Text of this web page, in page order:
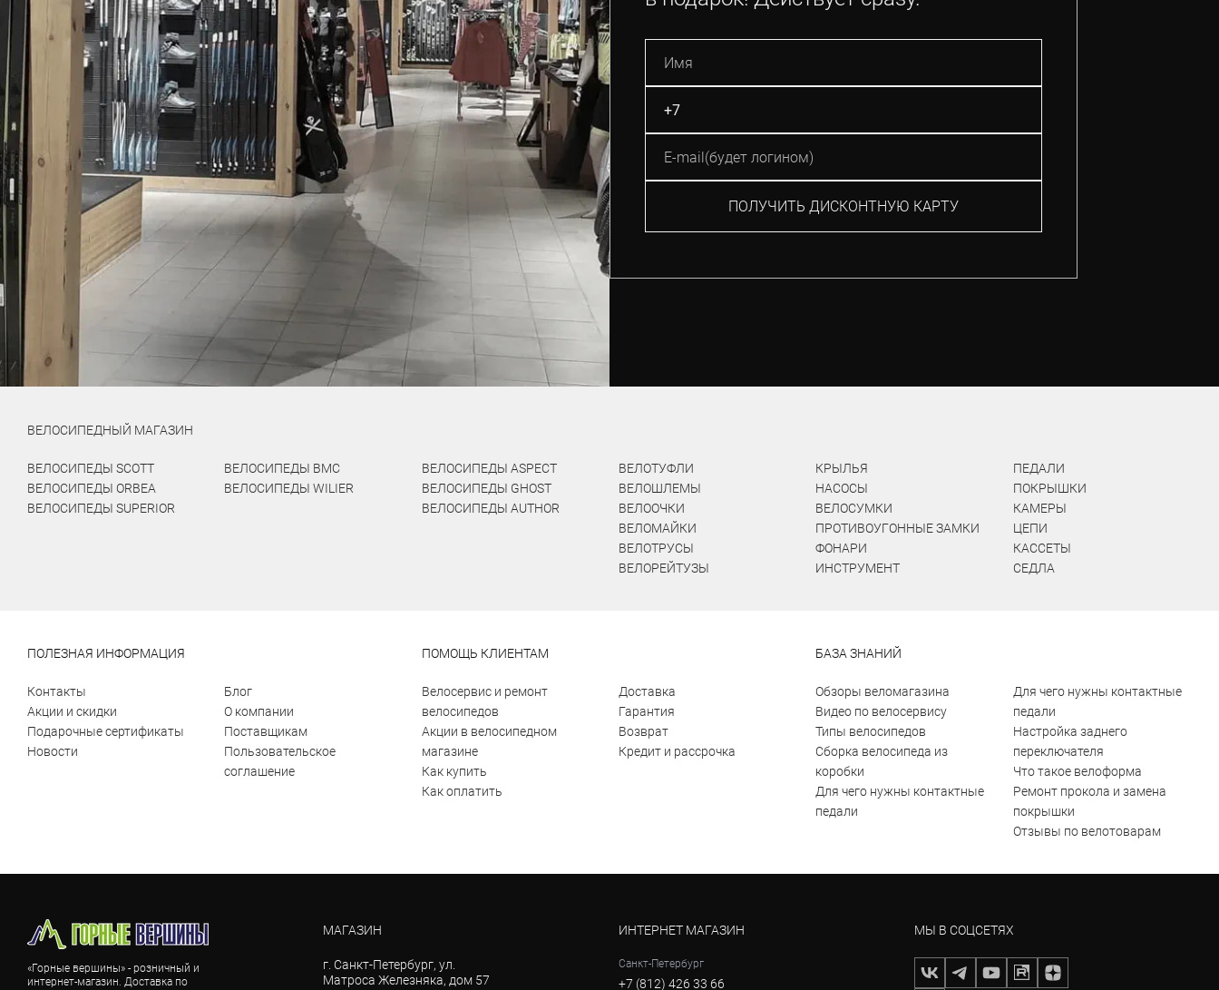
ПОЛУЧИТЬ ДИСКОНТНУЮ КАРТУ
ВЕЛОСИПЕДНЫЙ МАГАЗИН
ВЕЛОСИПЕДЫ SCOTT
ВЕЛОСИПЕДЫ ORBEA
ВЕЛОСИПЕДЫ SUPERIOR
ВЕЛОСИПЕДЫ BMC
ВЕЛОСИПЕДЫ WILIER
ВЕЛОСИПЕДЫ ASPECT
ВЕЛОСИПЕДЫ GHOST
ВЕЛОСИПЕДЫ AUTHOR
ВЕЛОТУФЛИ
ВЕЛОШЛЕМЫ
ВЕЛООЧКИ
ВЕЛОМАЙКИ
ВЕЛОТРУСЫ
ВЕЛОРЕЙТУЗЫ
КРЫЛЬЯ
НАСОСЫ
ВЕЛОСУМКИ
ПРОТИВОУГОННЫЕ ЗАМКИ
ФОНАРИ
ИНСТРУМЕНТ
ПЕДАЛИ
ПОКРЫШКИ
КАМЕРЫ
ЦЕПИ
КАССЕТЫ
СЕДЛА
ПОЛЕЗНАЯ ИНФОРМАЦИЯ
Контакты
Акции и скидки
Подарочные сертификаты
Новости
Блог
О компании
Поставщикам
Пользовательское
соглашение
ПОМОЩЬ КЛИЕНТАМ
Велосервис и ремонт
велосипедов
Акции в велосипедном
магазине
Как купить
Как оплатить
Доставка
Гарантия
Возврат
Кредит и рассрочка
БАЗА ЗНАНИЙ
Обзоры веломагазина
Видео по велосервису
Типы велосипедов
Сборка велосипеда из
коробки
Для чего нужны контактные
педали
Для чего нужны контактные
педали
Настройка заднего
переключателя
Что такое велоформа
Ремонт прокола и замена
покрышки
Отзывы по велотоварам
«Горные вершины» - розничный и
интернет-магазин. Доставка по
МАГАЗИН
г. Санкт-Петербург, ул.
Матроса Железняка, дом 57
ИНТЕРНЕТ МАГАЗИН
Санкт-Петербург
+7 (812) 426 33 66
МЫ В СОЦСЕТЯХ